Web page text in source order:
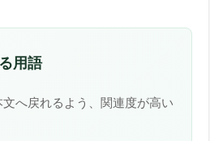
用語
へ戻れるよう、関連度が高い